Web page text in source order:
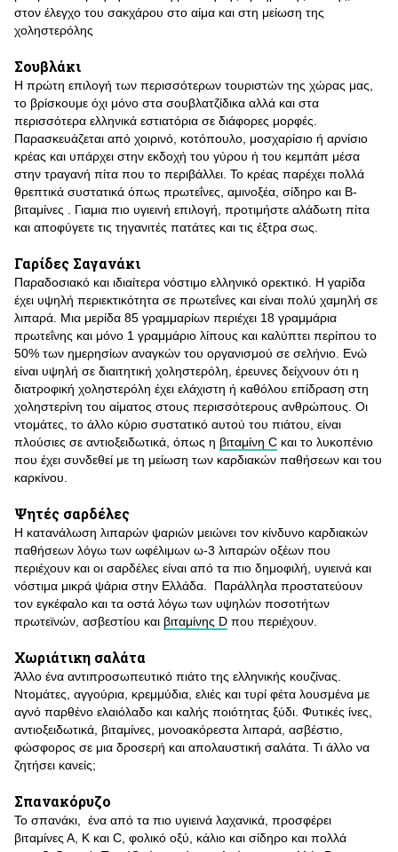
στον έλεγχο του σακχάρου στο αίμα και στη μείωση της
χοληστερόλης
Σουβλάκι
Η πρώτη επιλογή των περισσότερων τουριστών της χώρας μας,
το βρίσκουμε όχι μόνο στα σουβλατζίδικα αλλά και στα
περισσότερα ελληνικά εστιατόρια σε διάφορες μορφές.
Παρασκευάζεται από χοιρινό, κοτόπουλο, μοσχαρίσιο ή αρνίσιο
κρέας και υπάρχει στην εκδοχή του γύρου ή του κεμπάπ μέσα
στην τραγανή πίτα που το περιβάλλει. Το κρέας παρέχει πολλά
θρεπτικά συστατικά όπως πρωτεΐνες, αμινοξέα, σίδηρο και Β-
βιταμίνες . Γιαμια πιο υγιεινή επιλογή, προτιμήστε αλάδωτη πίτα
και αποφύγετε τις τηγανιτές πατάτες και τις έξτρα σως.
Γαρίδες Σαγανάκι
Παραδοσιακό και ιδιαίτερα νόστιμο ελληνικό ορεκτικό. Η γαρίδα
έχει υψηλή περιεκτικότητα σε πρωτεΐνες και είναι πολύ χαμηλή σε
λιπαρά. Μια μερίδα 85 γραμμαρίων περιέχει 18 γραμμάρια
πρωτεΐνης και μόνο 1 γραμμάριο λίπους και καλύπτει περίπου το
50% των ημερησίων αναγκών του οργανισμού σε σελήνιο. Ενώ
είναι υψηλή σε διαιτητική χοληστερόλη, έρευνες δείχνουν ότι η
διατροφική χοληστερόλη έχει ελάχιστη ή καθόλου επίδραση στη
χοληστερίνη του αίματος στους περισσότερους ανθρώπους. Οι
ντομάτες, το άλλο κύριο συστατικό αυτού του πιάτου, είναι
πλούσιες σε αντιοξειδωτικά, όπως η βιταμίνη C και το λυκοπένιο
που έχει συνδεθεί με τη μείωση των καρδιακών παθήσεων και του
καρκίνου.
Ψητές σαρδέλες
Η κατανάλωση λιπαρών ψαριών μειώνει τον κίνδυνο καρδιακών
παθήσεων λόγω των ωφέλιμων ω-3 λιπαρών οξέων που
περιέχουν και οι σαρδέλες είναι από τα πιο δημοφιλή, υγιεινά και
νόστιμα μικρά ψάρια στην Ελλάδα. Παράλληλα προστατεύουν
τον εγκέφαλο και τα οστά λόγω των υψηλών ποσοτήτων
πρωτεϊνών, ασβεστίου και βιταμίνης D που περιέχουν.
Χωριάτικη σαλάτα
Άλλο ένα αντιπροσωπευτικό πιάτο της ελληνικής κουζίνας.
Ντομάτες, αγγούρια, κρεμμύδια, ελιές και τυρί φέτα λουσμένα με
αγνό παρθένο ελαιόλαδο και καλής ποιότητας ξύδι. Φυτικές ίνες,
αντιοξειδωτικά, βιταμίνες, μονοακόρεστα λιπαρά, ασβέστιο,
φώσφορος σε μια δροσερή και απολαυστική σαλάτα. Τι άλλο να
ζητήσει κανείς;
Σπανακόρυζο
Το σπανάκι, ένα από τα πιο υγιεινά λαχανικά, προσφέρει
βιταμίνες Α, Κ και C, φολικό οξύ, κάλιο και σίδηρο και πολλά